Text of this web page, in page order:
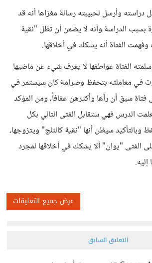
دراسته وأرسل لحبيبته رسالة مغزاها أنه قد
بسبب الدراسة وأنه لا يضمن أن تظل "نقية
وفهمت الفتاة أنه يشكك في أخلاقها.
الفتاة عواطفها لا يعرف شيء عن ماضيها
في معاملته بتحفظ وصرامة كان سيستمر في
فتاة سبق أن رآها وأكثرهن عفافاً، ومن المؤكد
الدرس فهي ستقابل الفتى التالي بكل
سيظن أنها "نقية كالثلج" ويتزوجها،
الفتى "يوان" ألا يشكك في أخلاقها لمجرد
عرض جميع التعليقات
التعليق السابق